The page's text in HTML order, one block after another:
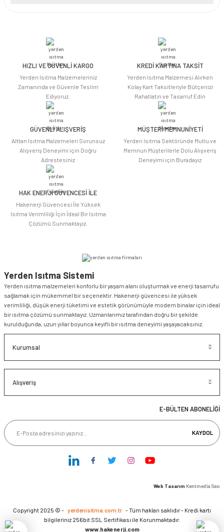
iletebilirsiniz.
Görüş ve önerileriniz için teşekkür ederiz.
Ürün açıklamasında eksik bilgiler bulunuyor.
Ürün bilgilerinde hatalar bulunuyor.
Ürün fiyatı diğer sitelerden daha pahalı.
Bu ürüne benzer farklı alternatifler olmalı.
HIZLI VE GÜVENLİ KARGO
Yerden Isıtma Malzemeleriniz
Zamanında ve Güvenle Teslim
Ediyoruz.
KREDİ KARTINA TAKSİT
Yerden Isıtma Malzemesi Alırken
Kolay Kart Taksitleriyle Bütçenizi
Rahatlatın ve Tasarruf Edin
GÜVENLİ ALIŞVERİŞ
Alttan Isıtma Malzemeleri Sorunsuz
Alışveriş Deneyimi için Doğru
Adrestesiniz
MÜŞTERİ MEMNUNİYETİ
Yerden Isıtma Sektöründe Mutlu ve
Memnun Müşterilerle Dolu Alışveriş
Deneyimi için Buradayız
HAK ENERJİ GÜVENCESİ İLE
Hakenerji Güvencesi İle Yüksek
Isıtma Verimliliği İçin İdeal Bir Isıtma
Çözümü Sunmaktayız.
Yerden Isıtma Sistemi
Yerden ısıtma malzemeleri konforlu bir yaşam alanı oluşturmak ve enerji tasarrufu
sağlamak için mükemmel bir seçenektir. Hakenerji güvencesi ile yüksek
verimliliği, düşük enerji tüketimi ve estetik görünümüyle modern binalar için ideal
bir ısıtma çözümü sunmaktayız. Uzmanlarımız tarafından doğru bir şekilde
kurulduğunda, uzun yıllar boyunca keyifli bir ısıtma deneyimi yaşayacaksınız.
Kurumsal
Alışveriş
E-BÜLTEN ABONELİĞİ
KAYDOL
Web Tasarım Kentmedia Seo
Copyright 2025 © - yerdenisitma.com.tr - Tüm hakları saklıdır - Kredi kartı
bilgileriniz 256bit SSL Sertifikası ile Korunmaktadır.
www.hakenerji.com